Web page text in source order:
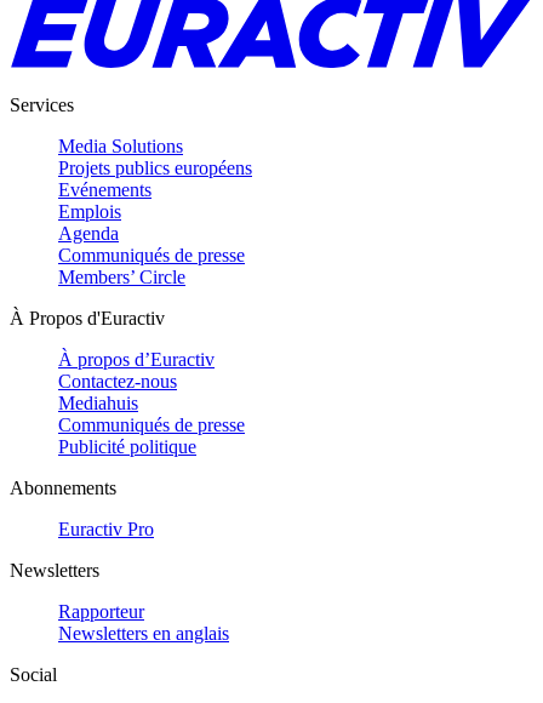
Services
Media Solutions
Projets publics européens
Evénements
Emplois
Agenda
Communiqués de presse
Members’ Circle
À Propos d'Euractiv
À propos d’Euractiv
Contactez-nous
Mediahuis
Communiqués de presse
Publicité politique
Abonnements
Euractiv Pro
Newsletters
Rapporteur
Newsletters en anglais
Social